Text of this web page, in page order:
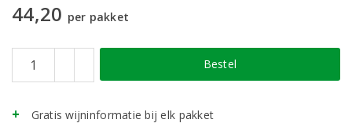
44,20 per pakket
Bestel
Gratis wijninformatie bij elk pakket